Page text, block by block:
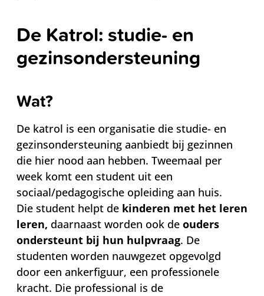
De Katrol: studie- en
gezinsondersteuning
Wat?
De katrol is een organisatie die studie- en
gezinsondersteuning aanbiedt bij gezinnen
die hier nood aan hebben. Tweemaal per
week komt een student uit een
sociaal/pedagogische opleiding aan huis.
Die student helpt de kinderen met het leren
leren, daarnaast worden ook de ouders
ondersteunt bij hun hulpvraag. De
studenten worden nauwgezet opgevolgd
door een ankerfiguur, een professionele
kracht. Die professional is de